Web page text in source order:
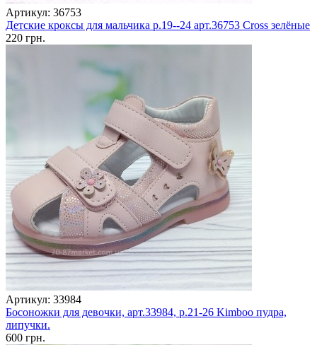
Артикул: 36753
Детские кроксы для мальчика р.19--24 арт.36753 Cross зелёные
220 грн.
Артикул: 33984
Босоножки для девочки, арт.33984, р.21-26 Kimboo пудра,
липучки.
600 грн.